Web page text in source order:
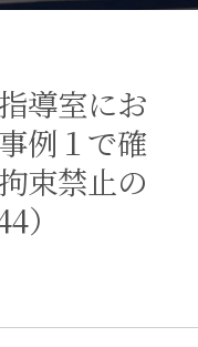
導室にお
例１で確
束禁止の
）